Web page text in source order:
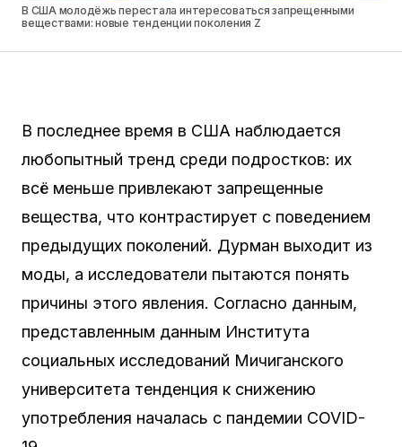
В США молодёжь перестала интересоваться запрещенными
веществами: новые тенденции поколения Z
В последнее время в США наблюдается
любопытный тренд среди подростков: их
всё меньше привлекают запрещенные
вещества, что контрастирует с поведением
предыдущих поколений. Дурман выходит из
моды, а исследователи пытаются понять
причины этого явления. Согласно данным,
представленным данным Института
социальных исследований Мичиганского
университета тенденция к снижению
употребления началась с пандемии COVID-